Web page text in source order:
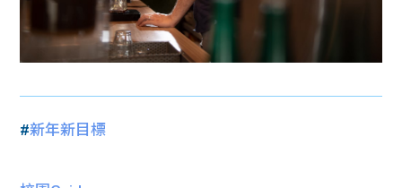
#新年新目標